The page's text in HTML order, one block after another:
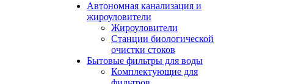
Автономная канализация и
жироуловители
Жироуловители
Станции биологической
очистки стоков
Бытовые фильтры для воды
Комплектующие для